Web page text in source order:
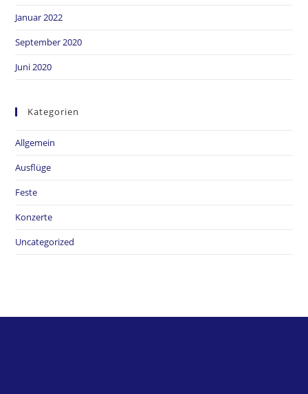
Januar 2022
September 2020
Juni 2020
Kategorien
Allgemein
Ausflüge
Feste
Konzerte
Uncategorized